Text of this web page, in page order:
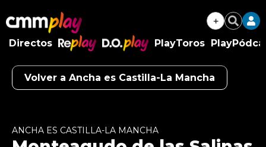
+ Buscar
Directos
RePlay
D.O.Play
PlayToros
Volver a Ancha es Castilla-La Mancha
Algo salió mal.
ANCHA ES CASTILLA-LA MANCHA